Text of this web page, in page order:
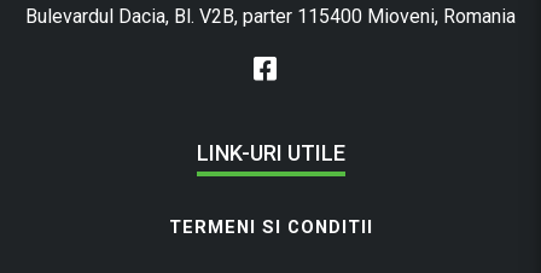
Bulevardul Dacia, Bl. V2B, parter 115400 Mioveni, Romania
LINK-URI UTILE
TERMENI SI CONDITII